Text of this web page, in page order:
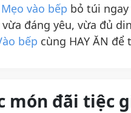
Mẹo vào bếp bỏ túi
đáng yêu, vừa đủ
bếp cùng HAY ĂN
món đãi tiệc